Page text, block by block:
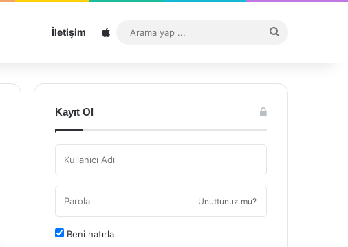
İletişim Sitemap
...
Kayıt Ol
Unuttunuz mu?
Beni hatırla